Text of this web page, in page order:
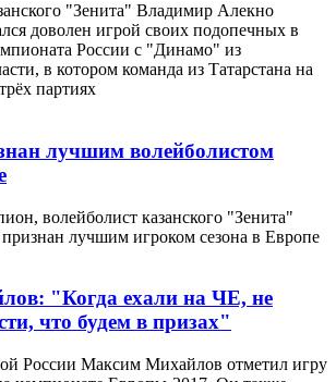
"Зенита" Владимир Алекно
доволен игрой своих подопечных в
России с "Динамо" из
в котором команда из Татарстана на
партиях
лучшим волейболистом
волейболист казанского "Зенита"
лучшим игроком сезона в Европе
"Когда ехали на ЧЕ, не
что будем в призах"
России Максим Михайлов отметил игру